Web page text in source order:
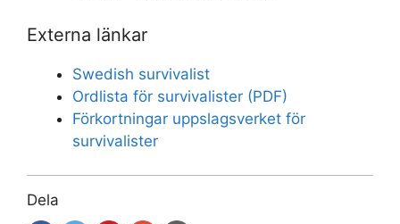
Externa länkar
Swedish survivalist
Ordlista för survivalister (PDF)
Förkortningar uppslagsverket för
survivalister
Dela